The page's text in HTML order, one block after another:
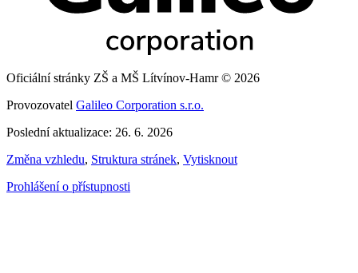
Oficiální stránky ZŠ a MŠ Lítvínov-Hamr © 2026
Provozovatel Galileo Corporation s.r.o.
Poslední aktualizace: 26. 6. 2026
Změna vzhledu, Struktura stránek, Vytisknout
Prohlášení o přístupnosti